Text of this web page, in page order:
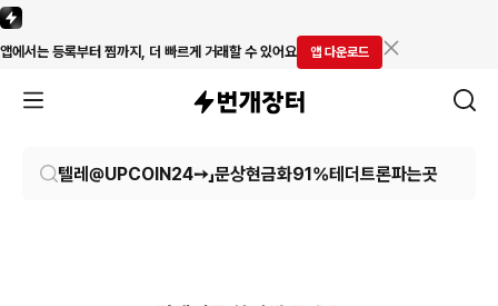
앱에서는 등록부터 찜까지, 더 빠르게 거래할 수 있어요 앱 다운로드